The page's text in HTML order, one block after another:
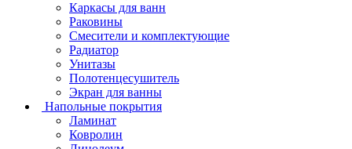
Каркасы для ванн
Раковины
Смесители и комплектующие
Радиатор
Унитазы
Полотенцесушитель
Экран для ванны
Напольные покрытия
Ламинат
Ковролин